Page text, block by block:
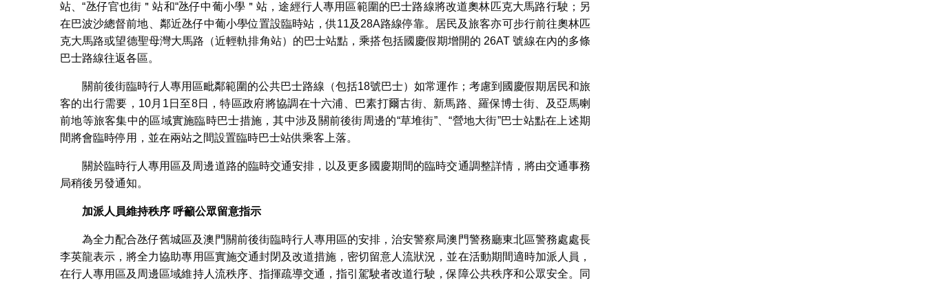
站、“氹仔官也街＂站和“氹仔中葡小學＂站，途經行人專用區範圍的巴士路線將改道奧林匹克大馬路行駛；另
在巴波沙總督前地、鄰近氹仔中葡小學位置設臨時站，供11及28A路線停靠。居民及旅客亦可步行前往奧林匹
克大馬路或望德聖母灣大馬路（近輕軌排角站）的巴士站點，乘搭包括國慶假期增開的 26AT 號線在內的多條
巴士路線往返各區。
關前後街臨時行人專用區毗鄰範圍的公共巴士路線（包括18號巴士）如常運作；考慮到國慶假期居民和旅
客的出行需要，10月1日至8日，特區政府將協調在十六浦、巴素打爾古街、新馬路、羅保博士街、及亞馬喇
前地等旅客集中的區域實施臨時巴士措施，其中涉及關前後街周邊的“草堆街”、“營地大街”巴士站點在上述期
間將會臨時停用，並在兩站之間設置臨時巴士站供乘客上落。
關於臨時行人專用區及周邊道路的臨時交通安排，以及更多國慶期間的臨時交通調整詳情，將由交通事務
局稍後另發通知。
加派人員維持秩序 呼籲公眾留意指示
為全力配合氹仔舊城區及澳門關前後街臨時行人專用區的安排，治安警察局澳門警務廳東北區警務處處長
李英龍表示，將全力協助專用區實施交通封閉及改道措施，密切留意人流狀況，並在活動期間適時加派人員，
在行人專用區及周邊區域維持人流秩序、指揮疏導交通，指引駕駛者改道行駛，保障公共秩序和公眾安全。同